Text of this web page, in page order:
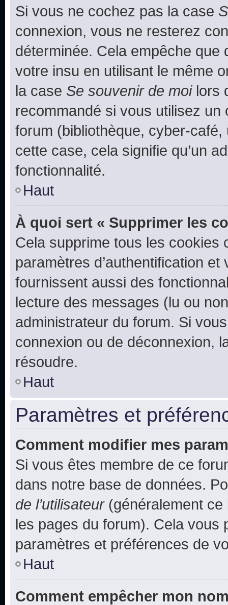
Si vous ne cochez pas la case
connexion, vous ne resterez
déterminée. Cela empêche que
votre insu en utilisant le même
la case Se souvenir de moilors
recommandé si vous utilisez
forum (bibliothèque, cyber-
cette case, cela signifie qu’un
fonctionnalité.
Haut
À quoi sert « Supprimer les
Cela supprime tous les cookies
paramètres d’authentification
fournissent aussi des
lecture des messages (lu ou
administrateur du forum. Si
connexion ou de déconnexion,
résoudre.
Haut
Paramètres et
Comment modifier mes
Si vous êtes membre de ce
dans notre base de données.
de l’utilisateur(généralement ce
les pages du forum). Cela vous
paramètres et préférences de
Haut
Comment empêcher mon